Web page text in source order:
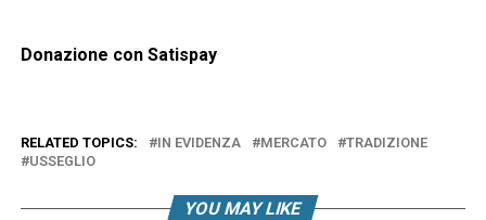
Donazione con Satispay
RELATED TOPICS: IN EVIDENZA MERCATO
TRADIZIONE
USSEGLIO
YOU MAY LIKE